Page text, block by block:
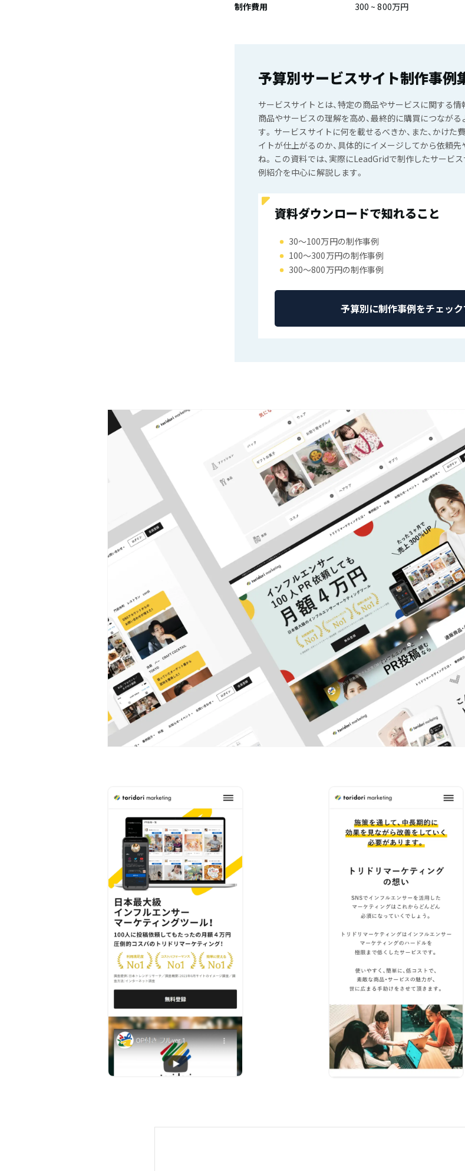
制作費用
300 ~ 800万円
予算別サービスサイト制作事例
サービスサイトとは、特定の商品やサービスに関する
商品やサービスの理解を高め、最終的に購買につなが
す。 サービスサイトに何を載せるべきか、また、かけた
イトが仕上がるのか、具体的にイメージしてから依頼
ね。 この資料では、実際にLeadGridで制作したサービ
例紹介を中心に解説します。
資料ダウンロードで知れること
30〜100万円の制作事例
100〜300万円の制作事例
300〜800万円の制作事例
予算別に制作事例をチェック